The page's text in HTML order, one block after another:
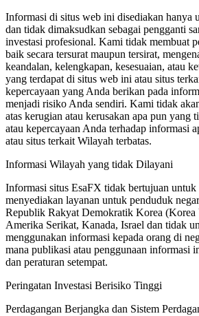
Informasi di situs web ini disediakan hanya
dan tidak dimaksudkan sebagai pengganti
investasi profesional. Kami tidak membuat
baik secara tersurat maupun tersirat,
keandalan, kelengkapan, kesesuaian, atau
yang terdapat di situs web ini atau situs
kepercayaan yang Anda berikan pada
menjadi risiko Anda sendiri. Kami tidak
atas kerugian atau kerusakan apa pun yang
atau kepercayaan Anda terhadap informasi
atau situs terkait Wilayah terbatas.
Informasi Wilayah yang tidak Dilayani
Informasi situs EsaFX tidak bertujuan untuk
menyediakan layanan untuk penduduk
Republik Rakyat Demokratik Korea (Korea
Amerika Serikat, Kanada, Israel dan tidak
menggunakan informasi kepada orang di
mana publikasi atau penggunaan informasi
dan peraturan setempat.
Peringatan Investasi Berisiko Tinggi
Perdagangan Berjangka dan Sistem